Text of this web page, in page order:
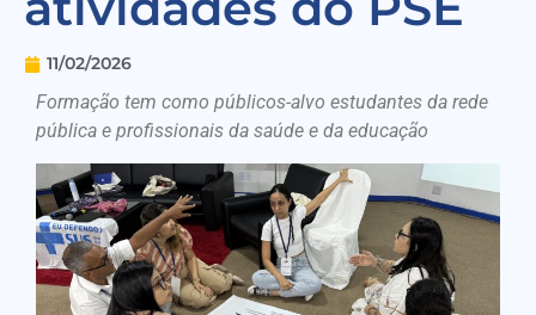
11/02/2026
Formação tem como públicos-alvo estudantes da rede
pública e profissionais da saúde e da educação